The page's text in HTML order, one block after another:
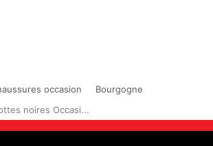
occasion
Bourgogne
noires Occasi...